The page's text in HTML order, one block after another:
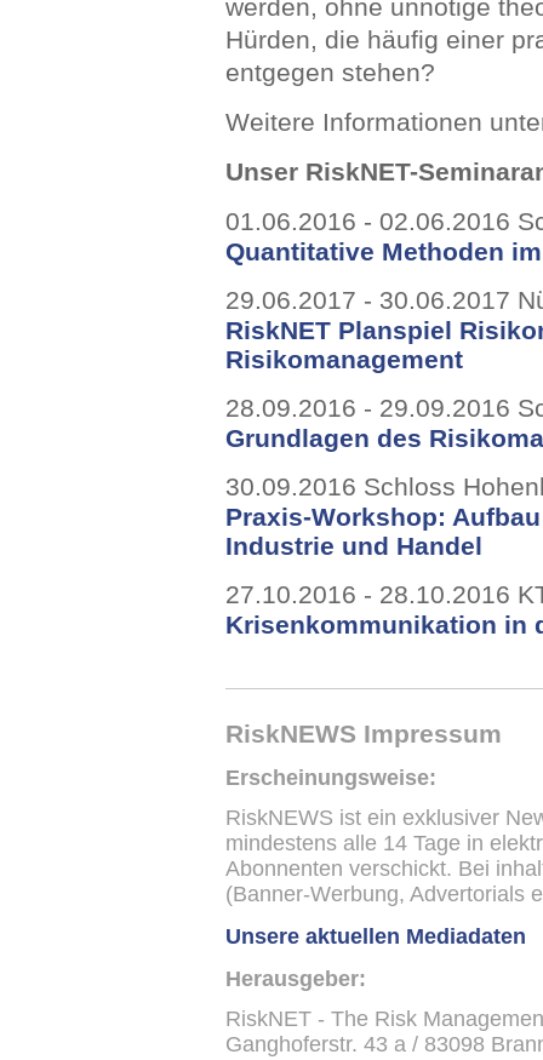
werden, ohne unnötige
Hürden, die häufig einer
entgegen stehen?
Weitere Informationen
Unser RiskNET-
01.06.2016 - 02.06.2016
Quantitative Methoden
29.06.2017 - 30.06.2017
RiskNET Planspiel
Risikomanagement
28.09.2016 - 29.09.2016
Grundlagen des
30.09.2016 Schloss
Praxis-Workshop:
Industrie und Handel
27.10.2016 - 28.10.2016
Krisenkommunikation in
RiskNEWS Impressum
Erscheinungsweise:
RiskNEWS ist ein exklusiver
mindestens alle 14 Tage in
Abonnenten verschickt. Bei
(Banner-Werbung, Advertorials
Unsere aktuellen Mediadaten
Herausgeber:
RiskNET - The Risk
Ganghoferstr. 43 a / 83098